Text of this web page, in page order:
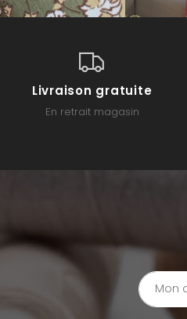
Livraison gratuite
En retrait magasin